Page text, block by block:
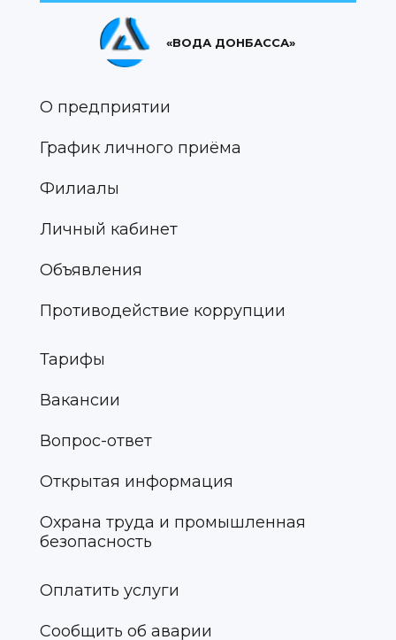
«ВОДА ДОНБАССА»
О предприятии
График личного приёма
Филиалы
Личный кабинет
Объявления
Противодействие коррупции
Тарифы
Вакансии
Вопрос-ответ
Открытая информация
Охрана труда и промышленная
безопасность
Оплатить услуги
Сообщить об аварии